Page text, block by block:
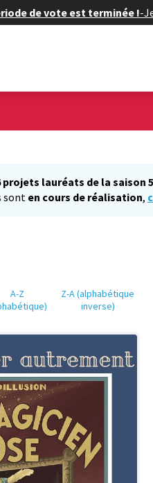
de vote est terminée !-
projets lauréats de la saison
sont en cours de réalisation,
A-Z
Z-A (alphabétique
inverse)